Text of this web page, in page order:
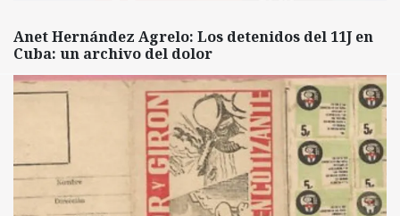
Anet Hernández Agrelo: Los detenidos del 11J en
Cuba: un archivo del dolor